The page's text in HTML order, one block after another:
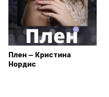
Плен — Кристина
Нордис